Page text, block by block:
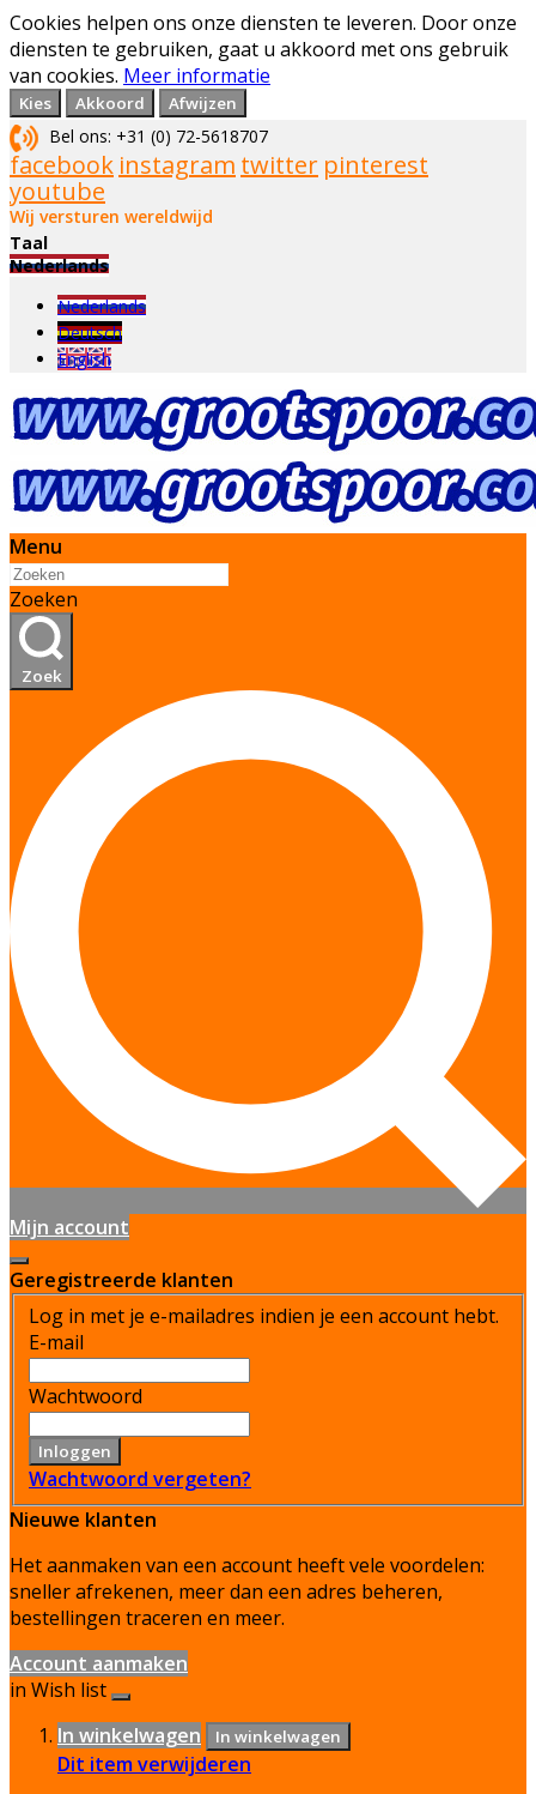
Cookies helpen ons onze diensten te leveren. Door onze
diensten te gebruiken, gaat u akkoord met ons gebruik
van cookies. Meer informatie
Kies Akkoord Afwijzen
Bel ons: +31 (0) 72-5618707
facebook instagram twitter pinterest
youtube
Wij versturen wereldwijd
Taal
Nederlands
Nederlands
Deutsch
English
Menu
Zoeken
Zoek
Mijn account
Geregistreerde klanten
Log in met je e-mailadres indien je een account hebt.
E-mail
Wachtwoord
Inloggen
Wachtwoord vergeten?
Nieuwe klanten
Het aanmaken van een account heeft vele voordelen:
sneller afrekenen, meer dan een adres beheren,
bestellingen traceren en meer.
Account aanmaken
in Wish list
In winkelwagen
In winkelwagen
Dit item verwijderen